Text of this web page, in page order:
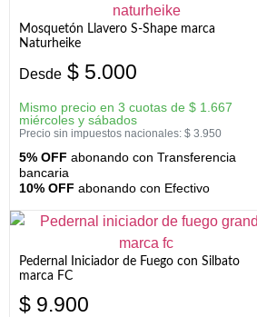
Mosquetón Llavero S-Shape marca
Naturheike
Desde $ 5.000
Mismo precio en 3 cuotas de $ 1.667
miércoles y sábados
Precio sin impuestos nacionales: $ 3.950
5% OFF abonando con Transferencia
bancaria
10% OFF abonando con Efectivo
Pedernal Iniciador de Fuego con Silbato
marca FC
$ 9.900